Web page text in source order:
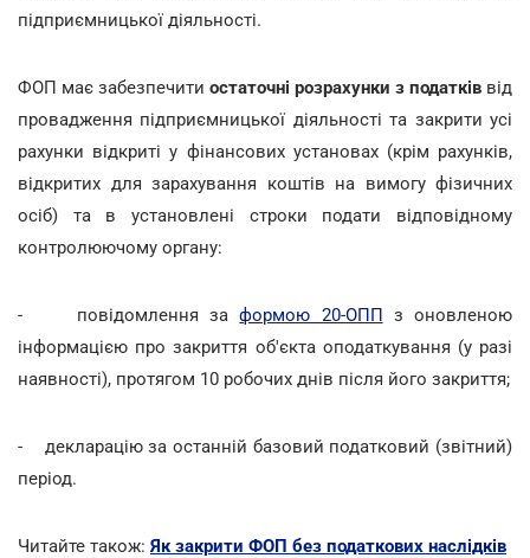
підприємницької діяльності.
ФОП має забезпечити остаточні розрахунки з податків від
провадження підприємницької діяльності та закрити усі
рахунки відкриті у фінансових установах (крім рахунків,
відкритих для зарахування коштів на вимогу фізичних
осіб) та в установлені строки подати відповідному
контролюючому органу:
- повідомлення заформою 20-ОПП з оновленою
інформацією про закриття об'єкта оподаткування (у разі
наявності), протягом 10 робочих днів після його закриття;
- декларацію за останній базовий податковий (звітний)
період.
Читайте також: Як закрити ФОП без податкових наслідків